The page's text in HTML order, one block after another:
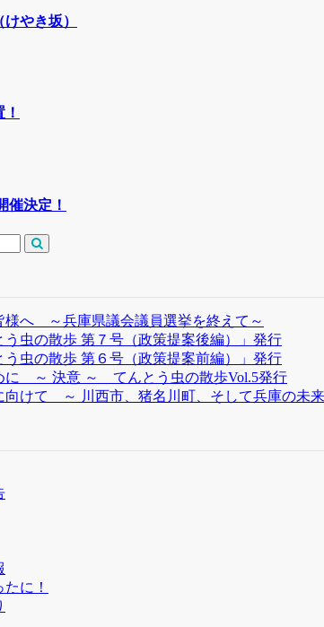
やき坂）
催決定！
様へ ～兵庫県議会議員選挙を終えて～
う虫の散歩 第７号（政策提案後編）」発行
う虫の散歩 第６号（政策提案前編）」発行
に ～ 決意 ～ てんとう虫の散歩Vol.5発行
向けて ～ 川西市、猪名川町、そして兵庫の未
に！